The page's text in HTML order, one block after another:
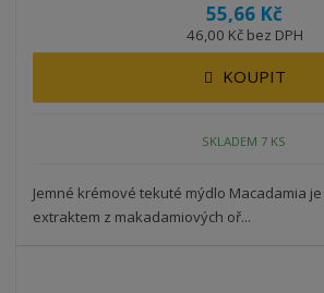
55,66 Kč
46,00 Kč bez DPH
KOUPIT
SKLADEM 7 KS
Jemné krémové tekuté mýdlo Macadamia
extraktem z makadamiových oř...